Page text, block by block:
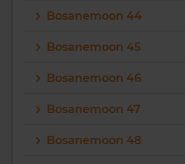
Bosanemoon 44
Bosanemoon 45
Bosanemoon 46
Bosanemoon 47
Bosanemoon 48